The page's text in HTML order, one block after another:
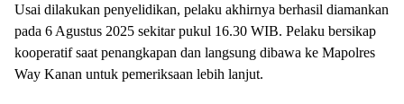
Usai dilakukan penyelidikan, pelaku akhirnya berhasil diamankan
pada 6 Agustus 2025 sekitar pukul 16.30 WIB. Pelaku bersikap
kooperatif saat penangkapan dan langsung dibawa ke Mapolres
Way Kanan untuk pemeriksaan lebih lanjut.